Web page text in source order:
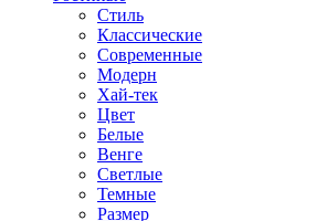
Стиль
Классические
Современные
Модерн
Хай-тек
Цвет
Белые
Венге
Светлые
Темные
Размер